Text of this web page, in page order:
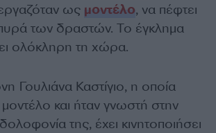
ως μοντέλο, να πέφτει
των δραστών. Το έγκλημα
ολόκληρη τη χώρα.
Γουλιάνα Καστίγιο, η οποία
και ήταν γνωστή στην
της, έχει κινητοποιήσει